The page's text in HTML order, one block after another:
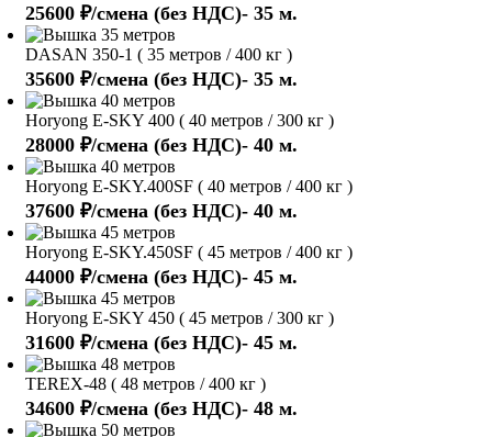
25600 ₽/смена (без НДС)- 35 м.
DASAN 350-1 ( 35 метров / 400 кг )
35600 ₽/смена (без НДС)- 35 м.
Horyong E-SKY 400 ( 40 метров / 300 кг )
28000 ₽/смена (без НДС)- 40 м.
Horyong E-SKY.400SF ( 40 метров / 400 кг )
37600 ₽/смена (без НДС)- 40 м.
Horyong E-SKY.450SF ( 45 метров / 400 кг )
44000 ₽/смена (без НДС)- 45 м.
Horyong E-SKY 450 ( 45 метров / 300 кг )
31600 ₽/смена (без НДС)- 45 м.
TEREX-48 ( 48 метров / 400 кг )
34600 ₽/смена (без НДС)- 48 м.